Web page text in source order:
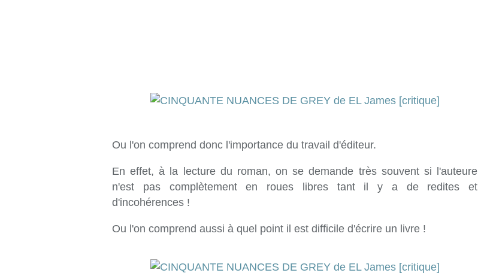
Ou l'on comprend donc l'importance du travail d'éditeur.
En effet, à la lecture du roman, on se demande très souvent si l'auteure
n'est pas complètement en roues libres tant il y a de redites et
d'incohérences !
Ou l'on comprend aussi à quel point il est difficile d'écrire un livre !